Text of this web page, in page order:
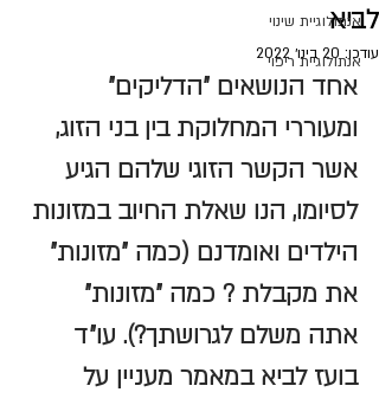
אנתולוגיית שינוי
אנתולוגיית ריפוי
לביא
עודכן: 20 בינו׳ 2022
אחד הנושאים "הדליקים"
ומעוררי המחלוקת בין בני הזוג,
אשר הקשר הזוגי שלהם הגיע
לסיומו, הנו שאלת החיוב במזונות
הילדים ואומדנם (כמה "מזונות"
את מקבלת ? כמה "מזונות"
אתה משלם לגרושתך?). עו״ד
בועז לביא במאמר מעניין על